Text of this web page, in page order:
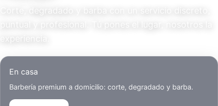
Corte, degradado y barba con un servicio discreto,
puntual y profesional. Tú pones el lugar, nosotros la
En casa
Barbería premium a domicilio: corte, degradado y barba.